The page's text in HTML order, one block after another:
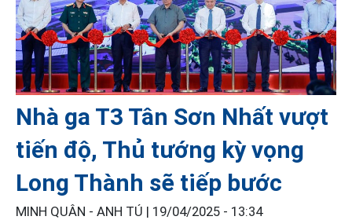
Nhà ga T3 Tân Sơn Nhất vượt
tiến độ, Thủ tướng kỳ vọng
Long Thành sẽ tiếp bước
MINH QUÂN - ANH TÚ | 19/04/2025 - 13:34